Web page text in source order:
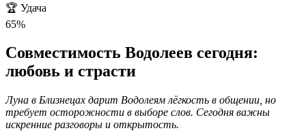
🏆 Удача
65%
Совместимость Водолеев сегодня:
любовь и страсти
Луна в Близнецах дарит Водолеям лёгкость в общении, но
требует осторожности в выборе слов. Сегодня важны
искренние разговоры и открытость.